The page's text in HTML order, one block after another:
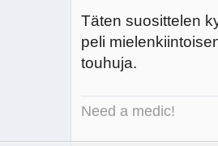
Täten suosittelen
peli
touhuja.
Need a medic!